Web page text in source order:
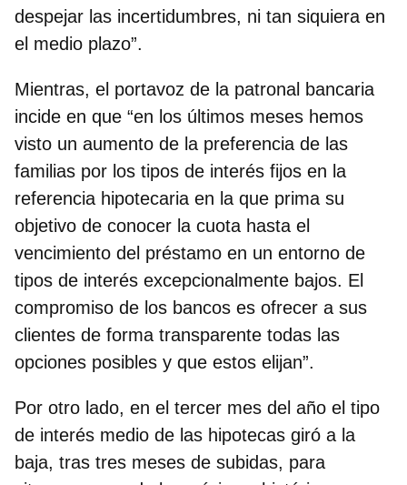
despejar las incertidumbres, ni tan siquiera en
el medio plazo”.
Mientras, el portavoz de la patronal bancaria
incide en que “en los últimos meses hemos
visto un aumento de la preferencia de las
familias por los tipos de interés fijos en la
referencia hipotecaria en la que prima su
objetivo de conocer la cuota hasta el
vencimiento del préstamo en un entorno de
tipos de interés excepcionalmente bajos. El
compromiso de los bancos es ofrecer a sus
clientes de forma transparente todas las
opciones posibles y que estos elijan”.
Por otro lado, en el tercer mes del año el tipo
de interés medio de las hipotecas giró a la
baja, tras tres meses de subidas, para